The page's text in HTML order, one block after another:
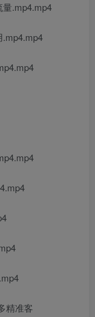
.mp4.mp4
精准客